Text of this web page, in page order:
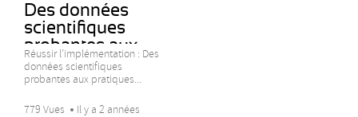
Des données
scientifiques
probantes aux...
Réussir l’implémentation : Des
données scientifiques
probantes aux pratiques...
779 Vues Il y a 2 années